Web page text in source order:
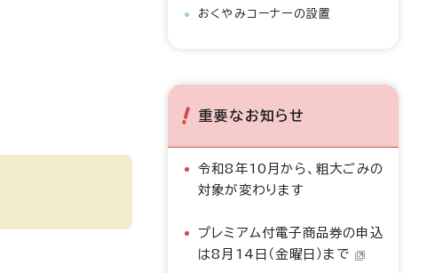
おくやみコーナーの設置
重要なお知らせ
令和8年10月から、粗大ごみの
対象が変わります
プレミアム付電子商品券の申込
は8月14日（金曜日）まで